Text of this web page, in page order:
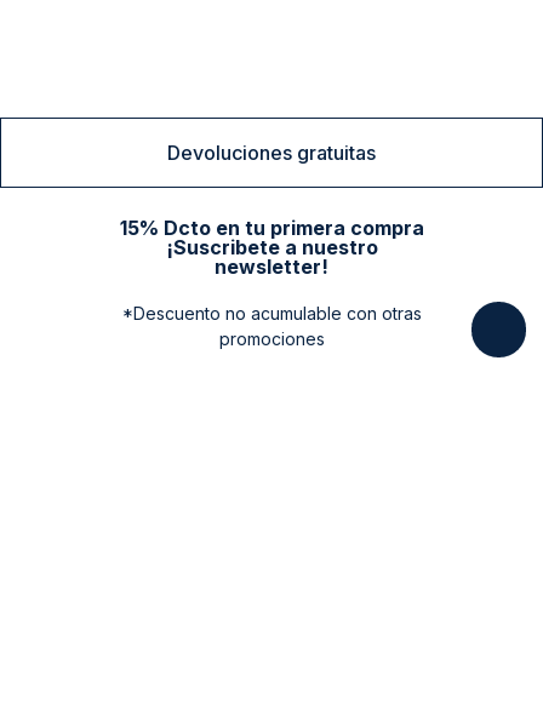
Devoluciones gratuitas
15% Dcto en tu primera compra
¡Suscribete a nuestro
newsletter!
*Descuento no acumulable con otras
promociones